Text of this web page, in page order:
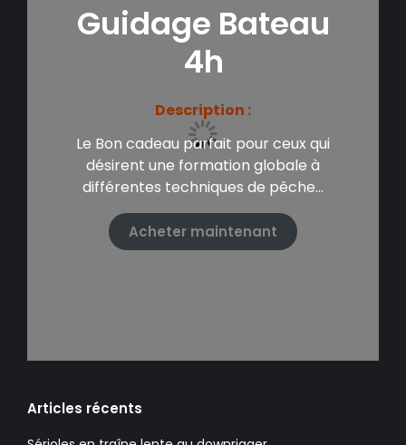
Guidage Bateau
4h
Description :
Le Bon cadeau parfait pour ceux qui
désirent une formation globale à
différentes techniques de pêche…
Acheter maintenant
Articles récents